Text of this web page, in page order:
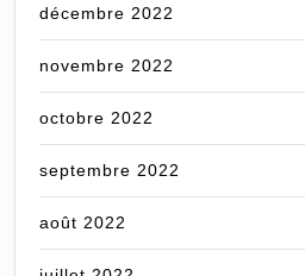
décembre 2022
novembre 2022
octobre 2022
septembre 2022
août 2022